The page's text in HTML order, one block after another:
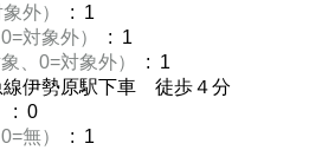
外）
: 1
対象外）
: 1
、0=対象外）
: 1
線伊勢原駅下車 徒歩４分
: 0
無）
: 1